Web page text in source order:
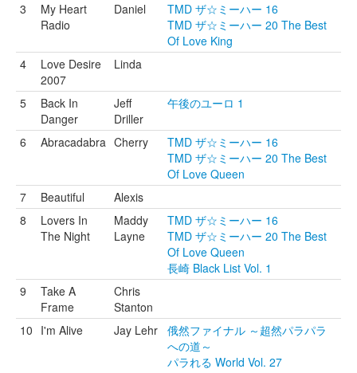
3
My Heart
Radio
Daniel
TMD ザ☆ミーハー 16
TMD ザ☆ミーハー 20 The Best
Of Love King
4
Love Desire
2007
Linda
5
Back In
Danger
Jeff
Driller
午後のユーロ 1
6 Abracadabra Cherry
TMD ザ☆ミーハー 16
TMD ザ☆ミーハー 20 The Best
Of Love Queen
7
Beautiful
Alexis
8
Lovers In
The Night
Maddy
Layne
TMD ザ☆ミーハー 16
TMD ザ☆ミーハー 20 The Best
Of Love Queen
長崎 Black List Vol. 1
9
Take A
Frame
Chris
Stanton
10 I'm Alive Jay Lehr 俄然ファイナル ～超然パラパラ
への道～
パラれる World Vol. 27